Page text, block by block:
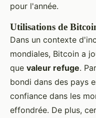
pour l'année.
Utilisations de
Dans un contexte
mondiales, Bitcoin a
que valeur refuge.
bondi dans des pays
confiance dans les
effondrée. De plus,